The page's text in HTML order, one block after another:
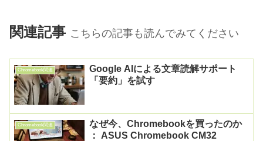
関連記事 こちらの記事も読んでみてください
Chromebook関連
Google AIによる文章読解サポート
「要約」を試す
Chromebook関連
なぜ今、Chromebookを買ったのか
： ASUS Chromebook CM32